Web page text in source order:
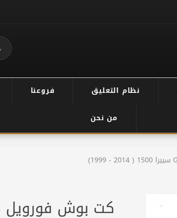
نظام التعليق فروعنا
من نحن